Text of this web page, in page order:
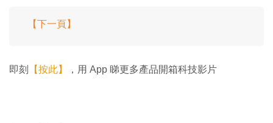
【下一頁】
即刻 【按此】 ，用 App 睇更多產品開箱科技影片